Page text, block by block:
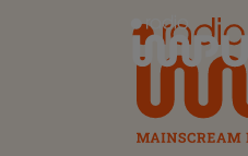
Radio Impuls